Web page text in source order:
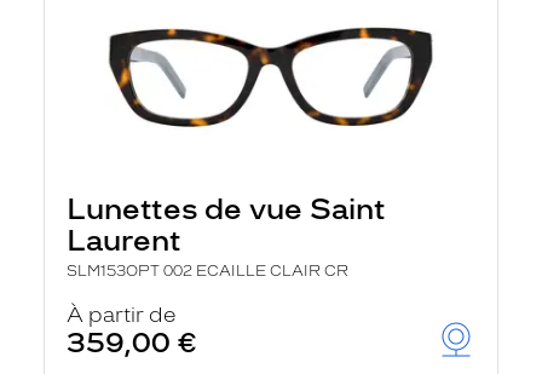
Lunettes de vue Saint
Laurent
SLM153OPT 002 ECAILLE CLAIR CR
À partir de
359,00 €